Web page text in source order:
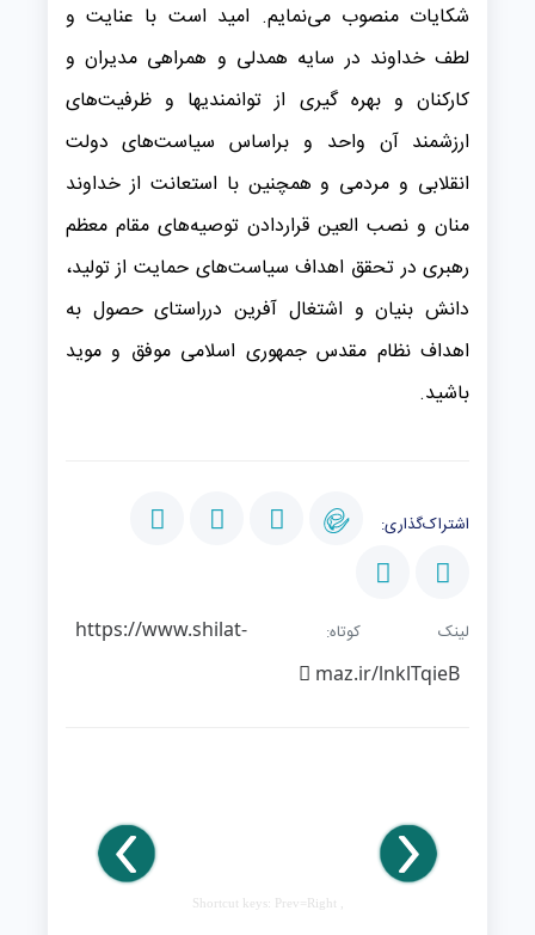
شکایات منصوب می‌نمایم. امید است با عنایت و
لطف خداوند در سایه همدلی و همراهی مدیران و
کارکنان و بهره گیری از توانمندیها و ظرفیت‌های
ارزشمند آن واحد و براساس سیاست‌های دولت
انقلابی و مردمی و همچنین با استعانت از خداوند
منان و نصب العین قراردادن توصیه‌های مقام معظم
رهبری در تحقق اهداف سیاست‌های حمایت از ‌تولید،
دانش بنیان و اشتغال آفرین درراستای حصول به
اهداف نظام مقدس جمهوری اسلامی موفق و موید
باشید.
اشتراک‌گذاری:
لینک کوتاه:https://www.shilat-
maz.ir/lnklTqieB
Shortcut keys: Prev=Right ,